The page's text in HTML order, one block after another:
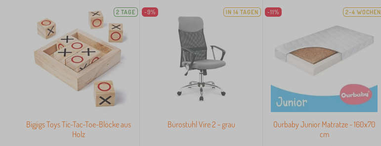
2 TAGE
Bigjigs Toys Tic-Tac-Toe-Blöcke aus
Holz
-9% IN 14 TAGEN
Bürostuhl Vire 2 - grau
-11% 2-4 WOCHEN
Ourbaby Junior Matratze - 160x70
cm